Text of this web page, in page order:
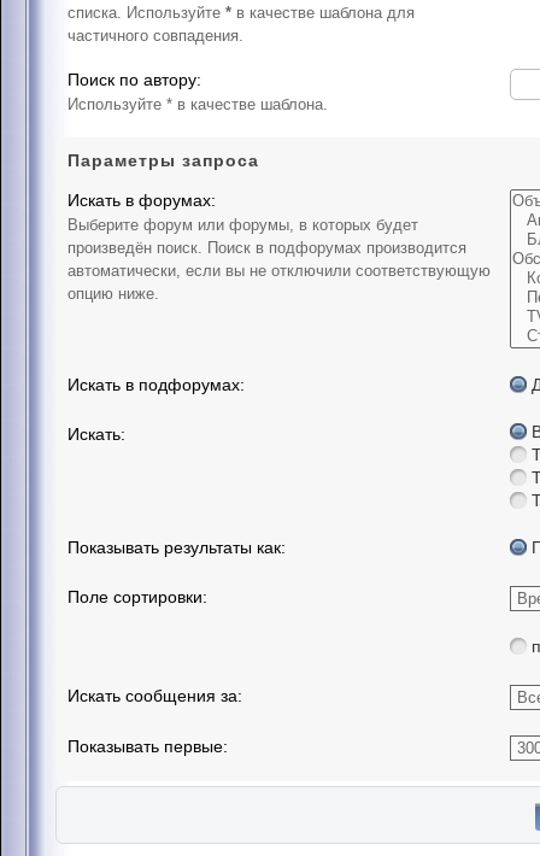
списка. Используйте * в качестве шаблона для
частичного совпадения.
Поиск по автору:
Используйте * в качестве шаблона.
Параметры запроса
Искать в форумах:
Выберите форум или форумы, в которых будет
произведён поиск. Поиск в подфорумах производится
автоматически, если вы не отключили соответствующую
опцию ниже.
Искать в подфорумах:
Искать:
Показывать результаты как:
Поле сортировки:
Искать сообщения за:
Показывать первые: